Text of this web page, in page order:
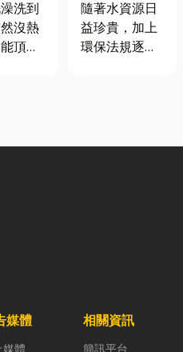
？家庭
與配
洗到
沒熱
頂著
。隨
在老
到底
傳統
工程完整解析
｜打造高效率
隨著水資源日
益珍貴，加上
環保法規逐漸
資源管理。透
成本，實現節
媒體
媒體
相關資訊
簡訊平台